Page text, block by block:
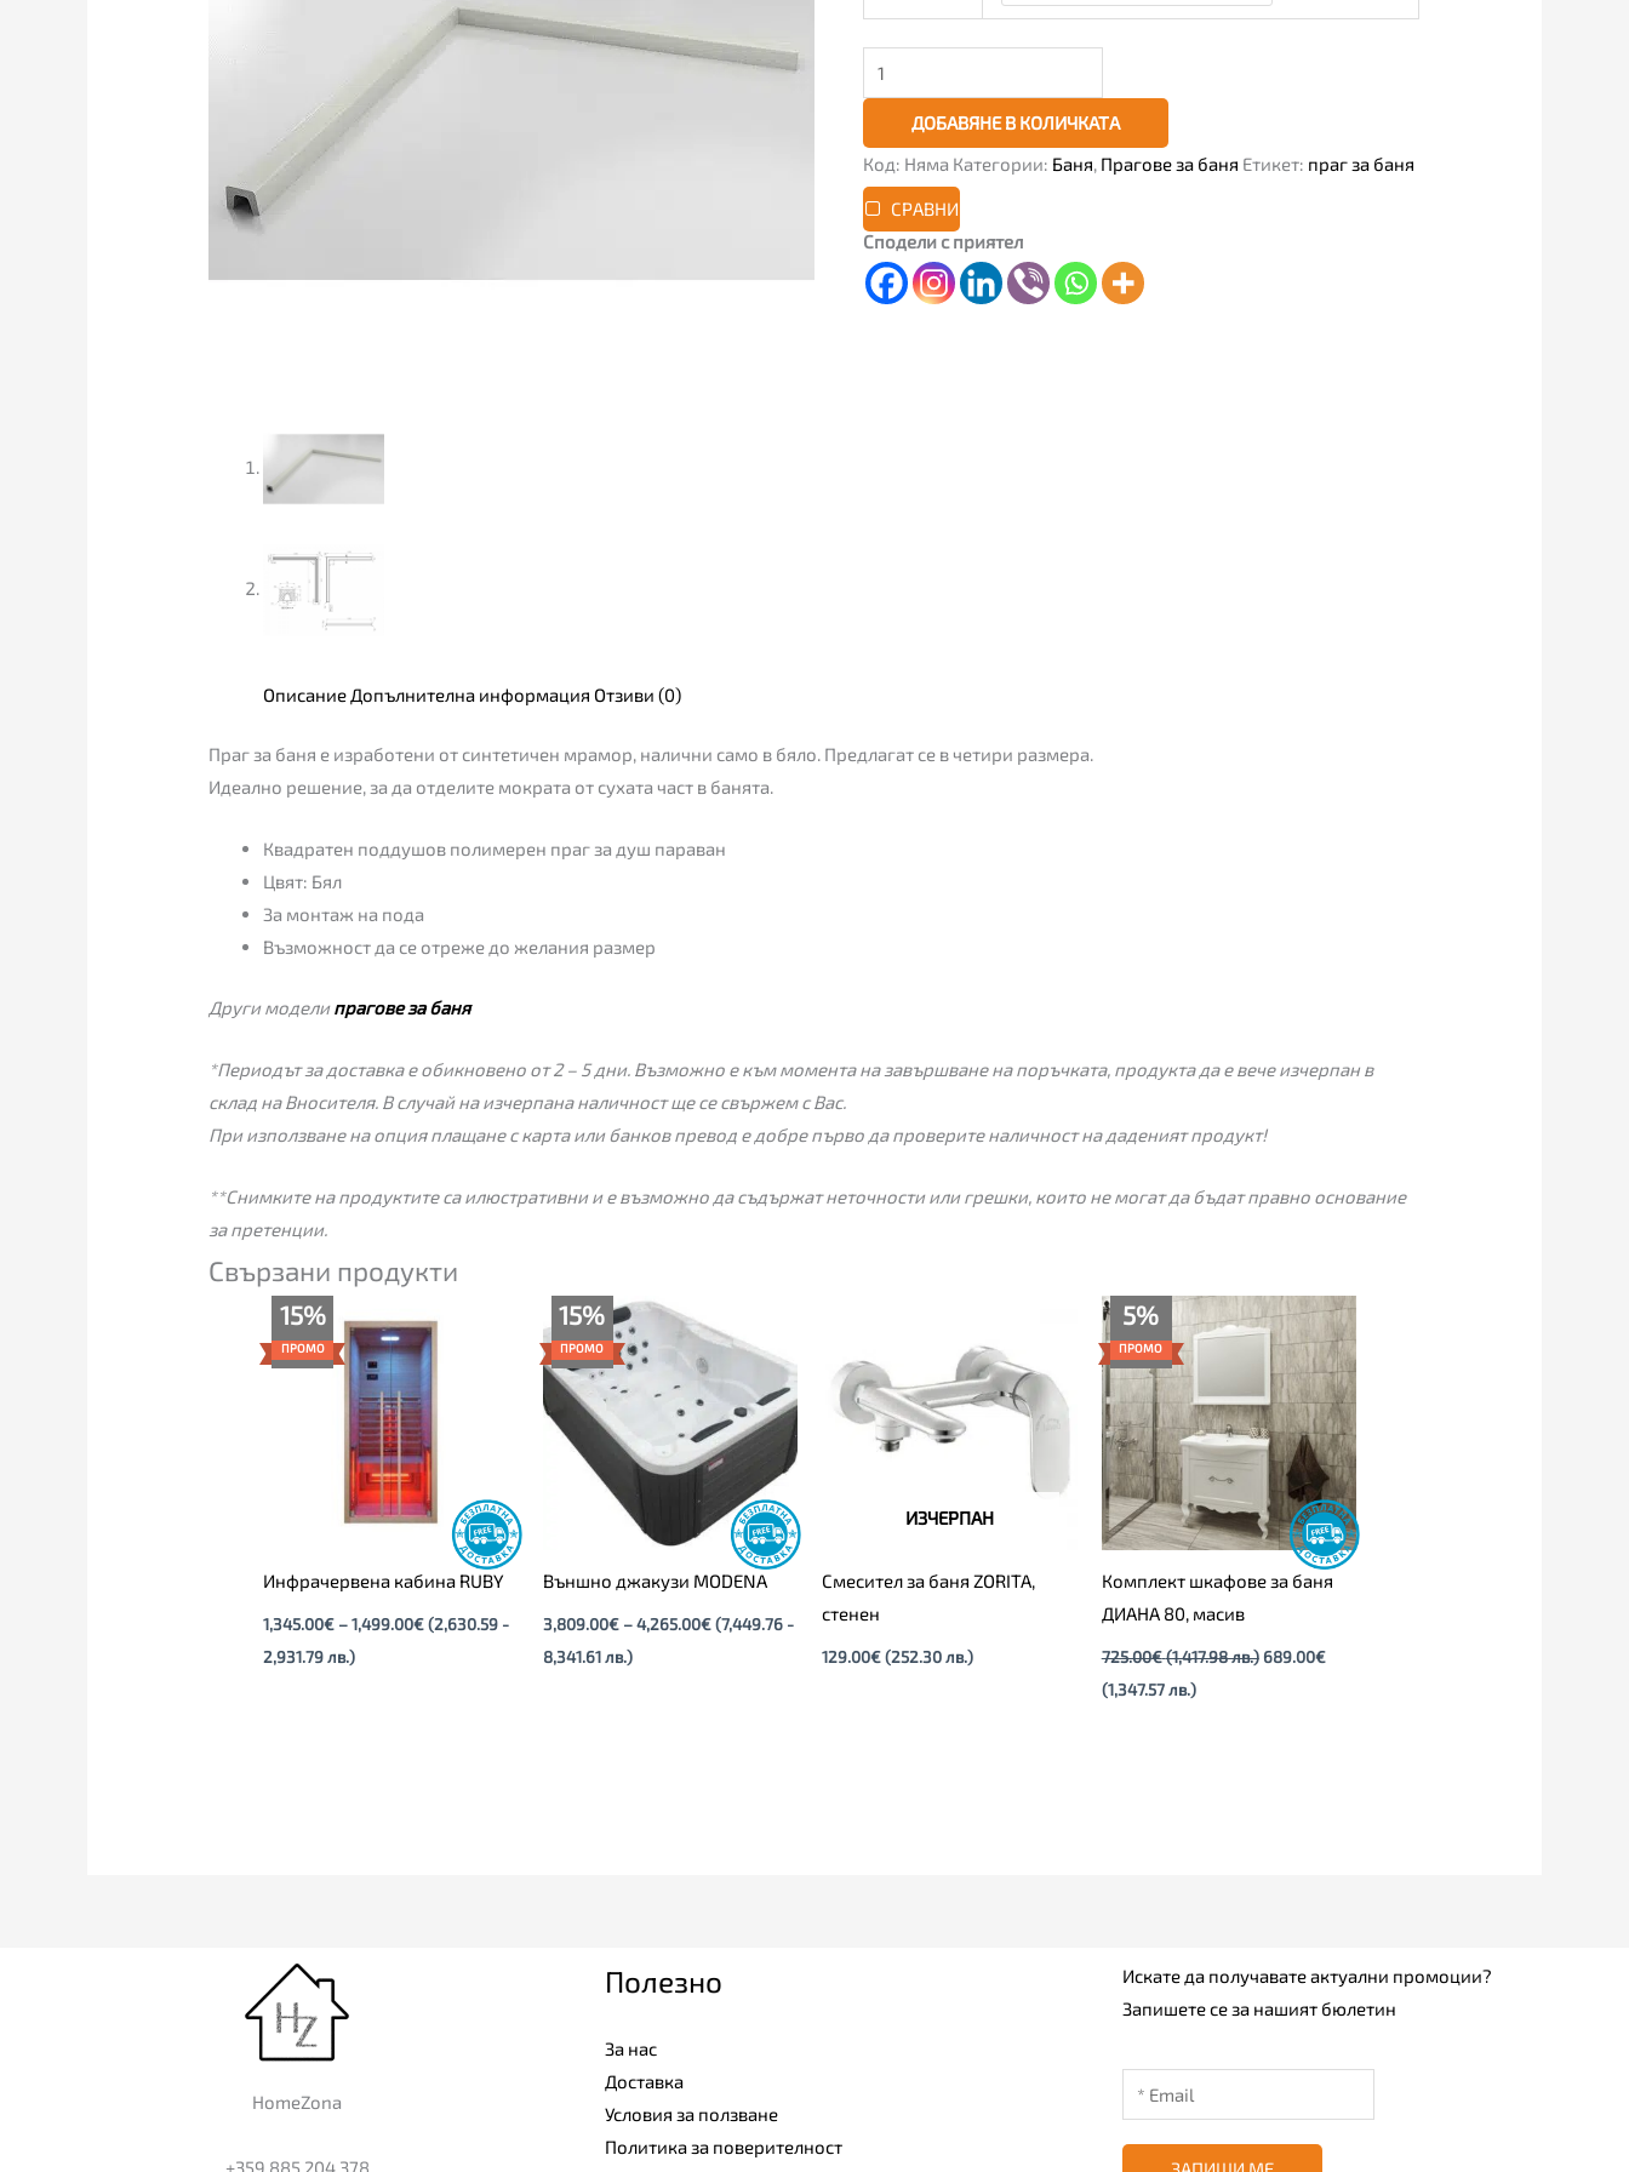
ДОБАВЯНЕ В КОЛИЧКАТА
Код: Няма Категории: Баня, Прагове за баня Етикет: праг за баня
СРАВНИ
Сподели с приятел
Описание Допълнителна информация Отзиви (0)
Праг за баня е изработени от синтетичен мрамор, налични само в бяло. Предлагат се в четири размера.
Идеално решение, за да отделите мократа от сухата част в банята.
Квадратен поддушов полимерен праг за душ параван
Цвят: Бял
За монтаж на пода
Възможност да се отреже до желания размер
Други модели прагове за баня
*Периодът за доставка е обикновено от 2 – 5 дни. Възможно е към момента на завършване на поръчката, продукта да е вече изчерпан в
склад на Вносителя. В случай на изчерпана наличност ще се свържем с Вас.
При използване на опция плащане с карта или банков превод е добре първо да проверите наличност на даденият продукт!
**Снимките на продуктите са илюстративни и е възможно да съдържат неточности или грешки, които не могат да бъдат правно основание
за претенции.
Свързани продукти
15%
ПРОМО
Инфрачервена кабина RUBY
1,345.00€ –1,499.00€
range:
1,345.00€
(2,630.59 -
2,931.79 лв.)
15%
ПРОМО
Външно джакузи MODENA
3,809.00€ – 4,265.00€
range:
3,809.00€
through
4,265.00€
(7,449.76 -
8,341.61 лв.)
ИЗЧЕРПАН
Смесител за баня ZORITA,
стенен
129.00€(252.30 лв.)
5%
ПРОМО
Комплект шкафове за баня
ДИАНА 80, масив
725.00€(1,417.98 лв.)
Original
price
was:
725.00€
(1,417.98
лв.).
689.00€
(1,347.57 лв.)
Текущата
цена
е:
лв.).
HomeZona
+359 885 204 378
Полезно
За нас
Доставка
Условия за ползване
Политика за поверителност
Искате да получавате актуални промоции?
Запишете се за нашият бюлетин